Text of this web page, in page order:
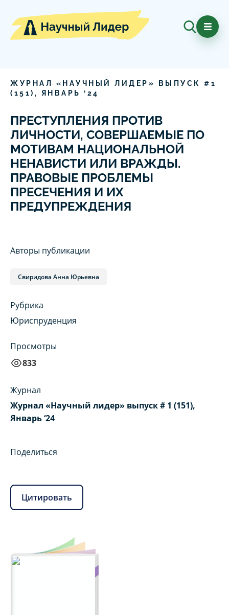
ЖУРНАЛ «НАУЧНЫЙ ЛИДЕР» ВЫПУСК # 1
( 151), ЯНВАРЬ ‘ 24
ПРЕСТУПЛЕНИЯ ПРОТИВ
ЛИЧНОСТИ, СОВЕРШАЕМЫЕ ПО
МОТИВАМ НАЦИОНАЛЬНОЙ
НЕНАВИСТИ ИЛИ ВРАЖДЫ.
ПРАВОВЫЕ ПРОБЛЕМЫ
ПРЕСЕЧЕНИЯ И ИХ
ПРЕДУПРЕЖДЕНИЯ
Авторы публикации
Свиридова Анна Юрьевна
Рубрика
Юриспруденция
Просмотры
833
Журнал
Журнал «Научный лидер» выпуск # 1 (151),
Январь ‘24
Поделиться
Цитировать